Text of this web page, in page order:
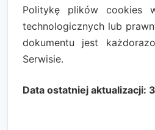
Politykę plików cookies
technologicznych lub
dokumentu jest
Serwisie.
Data ostatniej aktualizacji: